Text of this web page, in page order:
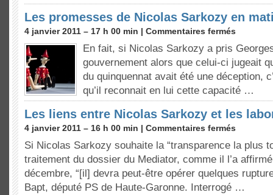
Les promesses de Nicolas Sarkozy en
4 janvier 2011 – 17 h 00 min | Commentaires fermés
En fait, si Nicolas Sarkozy a pris
gouvernement alors que celui-ci jugeait
du quinquennat avait été une déception,
qu’il reconnait en lui cette capacité …
Les liens entre Nicolas Sarkozy et les
4 janvier 2011 – 16 h 00 min | Commentaires fermés
Si Nicolas Sarkozy souhaite la “transparence la plus
traitement du dossier du Mediator, comme il l’a
décembre, “[il] devra peut-être opérer quelques
Bapt, député PS de Haute-Garonne. Interrogé …